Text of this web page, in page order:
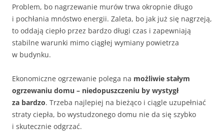
Problem, bo nagrzewanie murów trwa okropnie długo
i pochłania mnóstwo energii. Zaleta, bo jak już się nagrzeją,
to oddają ciepło przez bardzo długi czas i zapewniają
stabilne warunki mimo ciągłej wymiany powietrza
w budynku.
Ekonomiczne ogrzewanie polega na możliwie stałym
ogrzewaniu domu – niedopuszczeniu by wystygł
za bardzo. Trzeba najlepiej na bieżąco i ciągle uzupełniać
straty ciepła, bo wystudzonego domu nie da się szybko
i skutecznie odgrzać.